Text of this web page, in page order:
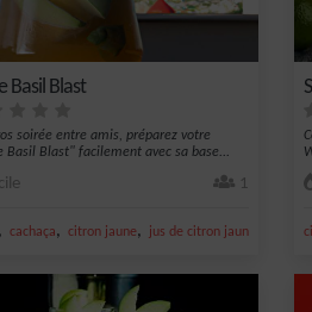
Basil Blast
soirée entre amis, préparez votre
Basil Blast" facilement avec sa base...
1
, cachaça, citron jaune, jus de citron jaune